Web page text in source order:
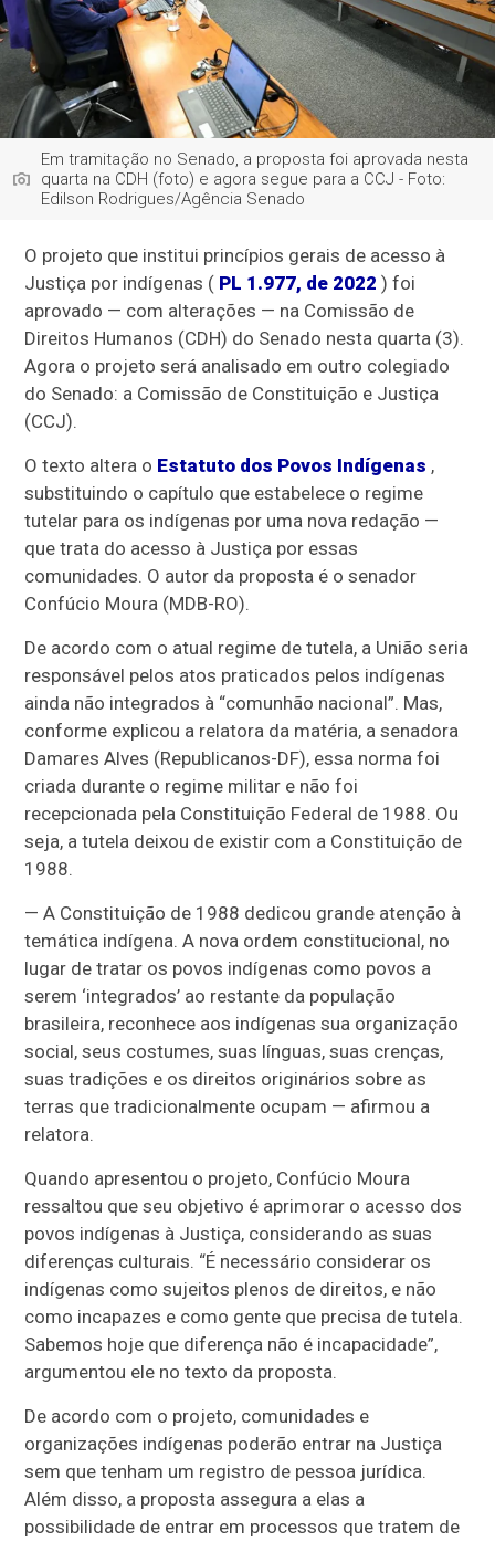
Em tramitação no Senado, a proposta foi aprovada nesta
quarta na CDH (foto) e agora segue para a CCJ - Foto:
Edilson Rodrigues/Agência Senado
O projeto que institui princípios gerais de acesso à
Justiça por indígenas ( PL 1.977, de 2022 ) foi
aprovado — com alterações — na Comissão de
Direitos Humanos (CDH) do Senado nesta quarta (3).
Agora o projeto será analisado em outro colegiado
do Senado: a Comissão de Constituição e Justiça
(CCJ).
O texto altera o Estatuto dos Povos Indígenas ,
substituindo o capítulo que estabelece o regime
tutelar para os indígenas por uma nova redação —
que trata do acesso à Justiça por essas
comunidades. O autor da proposta é o senador
Confúcio Moura (MDB-RO).
De acordo com o atual regime de tutela, a União seria
responsável pelos atos praticados pelos indígenas
ainda não integrados à “comunhão nacional”. Mas,
conforme explicou a relatora da matéria, a senadora
Damares Alves (Republicanos-DF), essa norma foi
criada durante o regime militar e não foi
recepcionada pela Constituição Federal de 1988. Ou
seja, a tutela deixou de existir com a Constituição de
1988.
— A Constituição de 1988 dedicou grande atenção à
temática indígena. A nova ordem constitucional, no
lugar de tratar os povos indígenas como povos a
serem ‘integrados’ ao restante da população
brasileira, reconhece aos indígenas sua organização
social, seus costumes, suas línguas, suas crenças,
suas tradições e os direitos originários sobre as
terras que tradicionalmente ocupam — afirmou a
relatora.
Quando apresentou o projeto, Confúcio Moura
ressaltou que seu objetivo é aprimorar o acesso dos
povos indígenas à Justiça, considerando as suas
diferenças culturais. “É necessário considerar os
indígenas como sujeitos plenos de direitos, e não
como incapazes e como gente que precisa de tutela.
Sabemos hoje que diferença não é incapacidade”,
argumentou ele no texto da proposta.
De acordo com o projeto, comunidades e
organizações indígenas poderão entrar na Justiça
sem que tenham um registro de pessoa jurídica.
Além disso, a proposta assegura a elas a
possibilidade de entrar em processos que tratem de